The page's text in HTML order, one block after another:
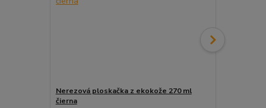
Nerezová ploskačka z ekokože 270 ml
čierna